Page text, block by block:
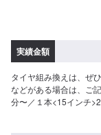
実績金額
タイヤ組み換えは、ぜ
などがある場合は、ご
分〜／１本<15インチ